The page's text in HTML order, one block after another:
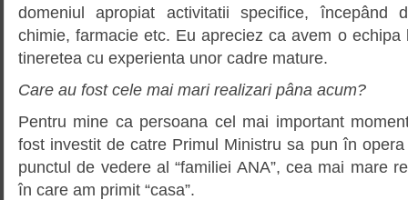
domeniul apropiat activitatii specifice, începând
chimie, farmacie etc. Eu apreciez ca avem o
tineretea cu experienta unor cadre mature.
Care au fost cele mai mari realizari pâna acum?
Pentru mine ca persoana cel mai important
fost investit de catre Primul Ministru sa pun în
punctul de vedere al “familiei ANA”, cea mai mare
în care am primit “casa”.